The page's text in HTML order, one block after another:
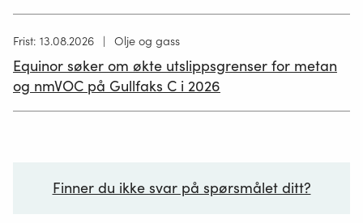
Høring
publisert
02.07.2026
Frist: 13.08.2026 Olje og gass
Equinor søker om økte utslippsgrenser for metan
og nmVOC på Gullfaks C i 2026
Finner du ikke svar på spørsmålet ditt?